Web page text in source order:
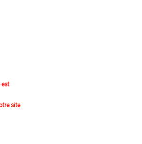
est
site